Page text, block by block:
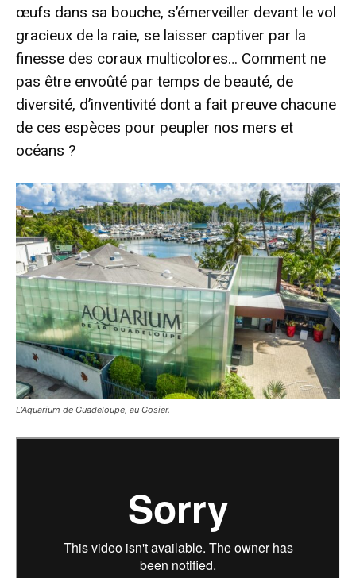
œufs dans sa bouche, s’émerveiller devant le vol
gracieux de la raie, se laisser captiver par la
finesse des coraux multicolores… Comment ne
pas être envoûté par temps de beauté, de
diversité, d’inventivité dont a fait preuve chacune
de ces espèces pour peupler nos mers et
océans ?
L’Aquarium de Guadeloupe, au Gosier.